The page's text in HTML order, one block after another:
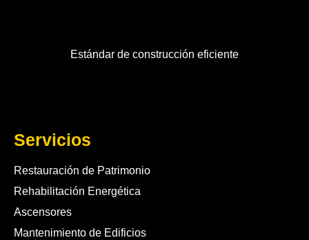
Estándar de construcción eficiente
Servicios
Restauración de Patrimonio
Rehabilitación Energética
Ascensores
Mantenimiento de Edificios